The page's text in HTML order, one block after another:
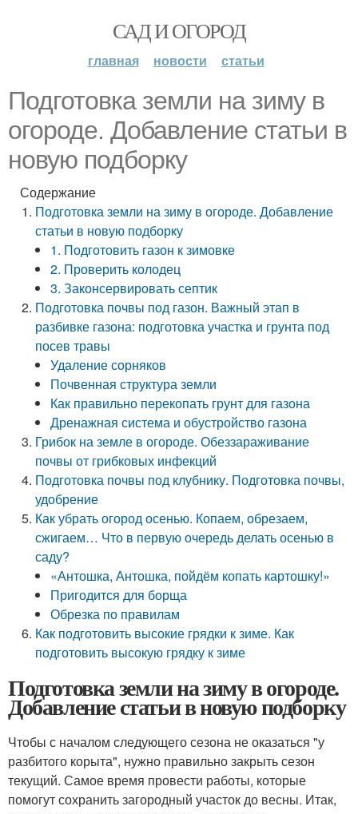
САД И ОГОРОД
главная новости статьи
Подготовка земли на зиму в
огороде. Добавление статьи в
новую подборку
Содержание
Подготовка земли на зиму в огороде. Добавление
статьи в новую подборку
1. Подготовить газон к зимовке
2. Проверить колодец
3. Законсервировать септик
Подготовка почвы под газон. Важный этап в
разбивке газона: подготовка участка и грунта под
посев травы
Удаление сорняков
Почвенная структура земли
Как правильно перекопать грунт для газона
Дренажная система и обустройство газона
Грибок на земле в огороде. Обеззараживание
почвы от грибковых инфекций
Подготовка почвы под клубнику. Подготовка почвы,
удобрение
Как убрать огород осенью. Копаем, обрезаем,
сжигаем… Что в первую очередь делать осенью в
саду?
«Антошка, Антошка, пойдём копать картошку!»
Пригодится для борща
Обрезка по правилам
Как подготовить высокие грядки к зиме. Как
подготовить высокую грядку к зиме
Подготовка земли на зиму в огороде.
Добавление статьи в новую подборку
Чтобы с началом следующего сезона не оказаться "у
разбитого корыта", нужно правильно закрыть сезон
текущий. Самое время провести работы, которые
помогут сохранить загородный участок до весны. Итак,